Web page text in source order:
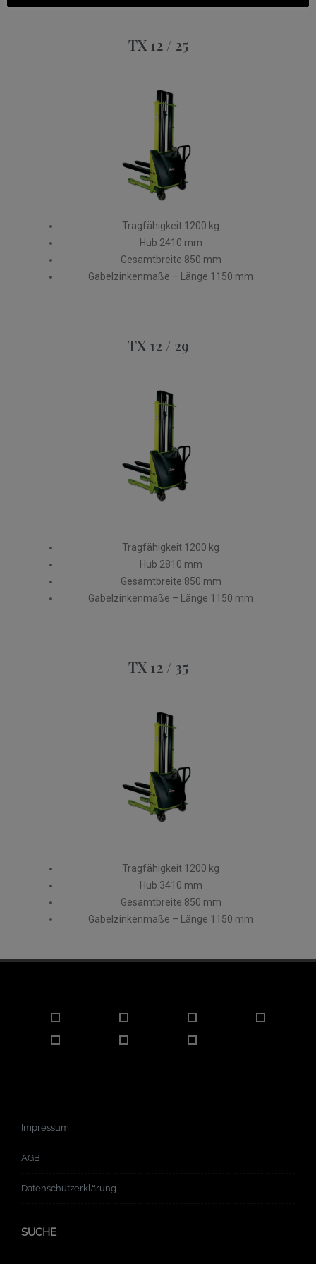
TX 12 / 25​
Tragfähigkeit 1200 kg
Hub 2410 mm
Gesamtbreite 850 mm
Gabelzinkenmaße – Länge 1150 mm
TX 12 / 29​
Tragfähigkeit 1200 kg
Hub 2810 mm
Gesamtbreite 850 mm
Gabelzinkenmaße – Länge 1150 mm
TX 12 / 35
Tragfähigkeit 1200 kg
Hub 3410 mm
Gesamtbreite 850 mm
Gabelzinkenmaße – Länge 1150 mm
Impressum
AGB
Datenschutzerklärung
SUCHE